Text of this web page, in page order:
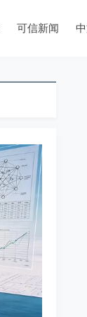
可信新闻